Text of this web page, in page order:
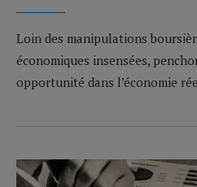
Loin des manipulations
économiques insensées,
opportunité dans l’économie